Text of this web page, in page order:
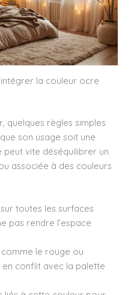
la couleur ocre
quelques règles simples
son usage soit une
peut vite déséquilibrer un
associée à des couleurs
toutes les surfaces
pas rendre l’espace
comme le rouge ou
en conflit avec la palette